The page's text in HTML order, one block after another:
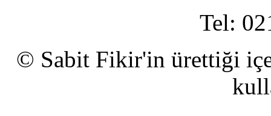
Tel:
© Sabit Fikir'in ürettiği